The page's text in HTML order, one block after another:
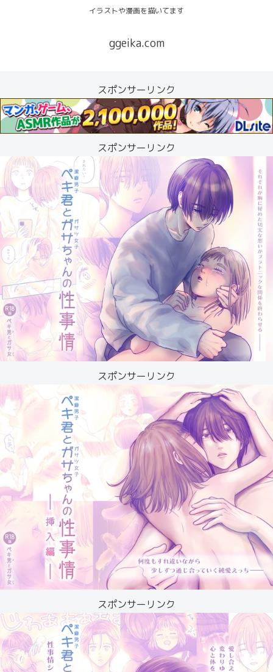
イラストや漫画を描いてます
ggeika.com
スポンサーリンク
スポンサーリンク
スポンサーリンク
スポンサーリンク